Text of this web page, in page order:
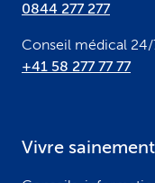
0844 277 277
Conseil médical 24/
+41 58 277 77 77
Vivre sainement